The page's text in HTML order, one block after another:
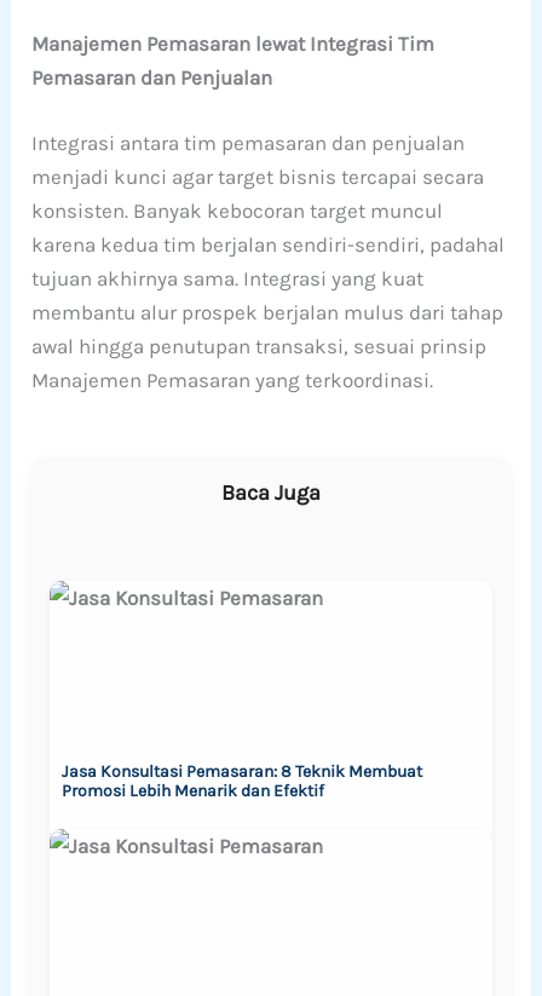
Manajemen Pemasaran lewat Integrasi Tim
Pemasaran dan Penjualan
Integrasi antara tim pemasaran dan penjualan
menjadi kunci agar target bisnis tercapai secara
konsisten. Banyak kebocoran target muncul
karena kedua tim berjalan sendiri-sendiri, padahal
tujuan akhirnya sama. Integrasi yang kuat
membantu alur prospek berjalan mulus dari tahap
awal hingga penutupan transaksi, sesuai prinsip
Manajemen Pemasaran yang terkoordinasi.
Baca Juga
Jasa Konsultasi Pemasaran: 8 Teknik Membuat
Promosi Lebih Menarik dan Efektif